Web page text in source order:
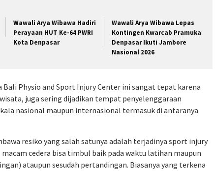
Wawali Arya Wibawa Hadiri
Perayaan HUT Ke-64 PWRI
Kota Denpasar
Wawali Arya Wibawa Lepas
Kontingen Kwarcab Pramuka
Denpasar Ikuti Jambore
Nasional 2026
Bali Physio and Sport Injury Center ini sangat tepat karena
juga sering dijadikan tempat penyelenggaraan
nasional maupun internasional termasuk di antaranya
resiko yang salah satunya adalah terjadinya sport injury
cedera bisa timbul baik pada waktu latihan maupun
ataupun sesudah pertandingan. Biasanya yang terkena